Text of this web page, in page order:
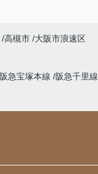
高槻市 大阪市浪速区
阪急宝塚本線 阪急千里線